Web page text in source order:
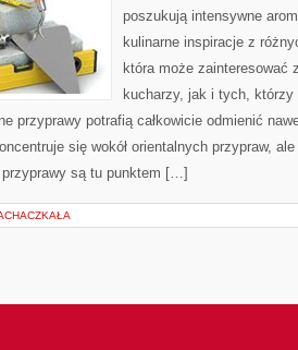
poszukują intensywne
kulinarne inspiracje z
która może zainteresować
kucharzy, jak i tych, którzy
przyprawy potrafią całkowicie odmienić
się wokół orientalnych przypraw,
są tu punktem […]